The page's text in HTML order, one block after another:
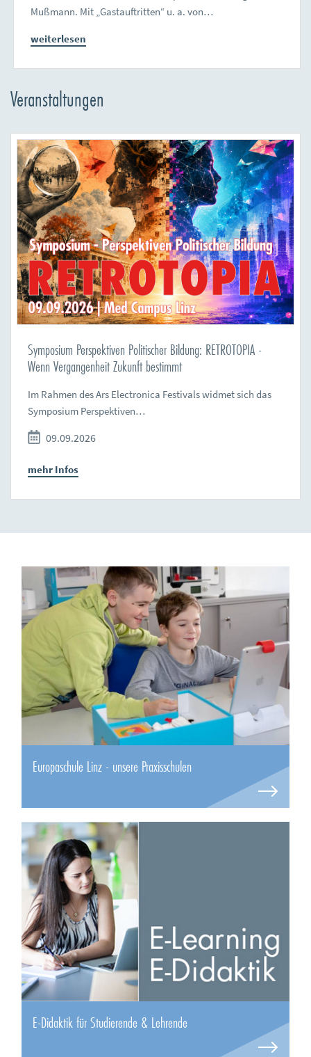
Mußmann. Mit „Gastauftritten“ u. a. von…
weiterlesen
Veranstaltungen
Symposium Perspektiven Politischer Bildung: RETROTOPIA -
Wenn Vergangenheit Zukunft bestimmt
Im Rahmen des Ars Electronica Festivals widmet sich das
Symposium Perspektiven…
09.09.2026
mehr Infos
Europaschule Linz - unsere Praxisschulen
E-Didaktik für Studierende & Lehrende